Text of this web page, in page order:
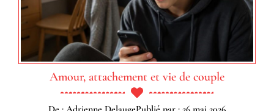
Amour, attachement et vie de couple